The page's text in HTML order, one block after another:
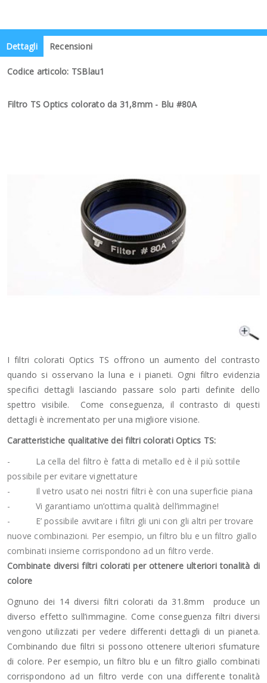
Dettagli Recensioni
Codice articolo: TSBlau1
Filtro TS Optics colorato da 31,8mm - Blu #80A
I filtri colorati Optics TS offrono un aumento del contrasto
quando si osservano la luna e i pianeti. Ogni filtro evidenzia
specifici dettagli lasciando passare solo parti definite dello
spettro visibile. Come conseguenza, il contrasto di questi
dettagli è incrementato per una migliore visione.
Caratteristiche qualitative dei filtri colorati Optics TS:
- La cella del filtro è fatta di metallo ed è il più sottile
possibile per evitare vignettature
- Il vetro usato nei nostri filtri è con una superficie piana
- Vi garantiamo un’ottima qualità dell’immagine!
- E’ possibile avvitare i filtri gli uni con gli altri per trovare
nuove combinazioni. Per esempio, un filtro blu e un filtro giallo
combinati insieme corrispondono ad un filtro verde.
Combinate diversi filtri colorati per ottenere ulteriori tonalità di
colore
Ognuno dei 14 diversi filtri colorati da 31.8mm produce un
diverso effetto sull’immagine. Come conseguenza filtri diversi
vengono utilizzati per vedere differenti dettagli di un pianeta.
Combinando due filtri si possono ottenere ulteriori sfumature
di colore. Per esempio, un filtro blu e un filtro giallo combinati
corrispondono ad un filtro verde con una differente tonalità